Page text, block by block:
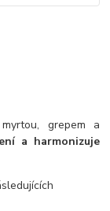
grepem a
a harmonizuje